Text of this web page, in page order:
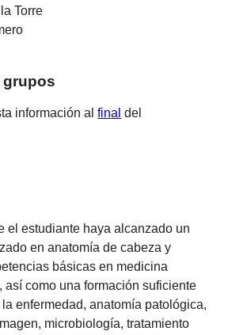
Torre
grupos
información alfinal del
el estudiante haya alcanzado un
en anatomía de cabeza y
básicas en medicina
así como una formación suficiente
enfermedad, anatomía patológica,
microbiología, tratamiento